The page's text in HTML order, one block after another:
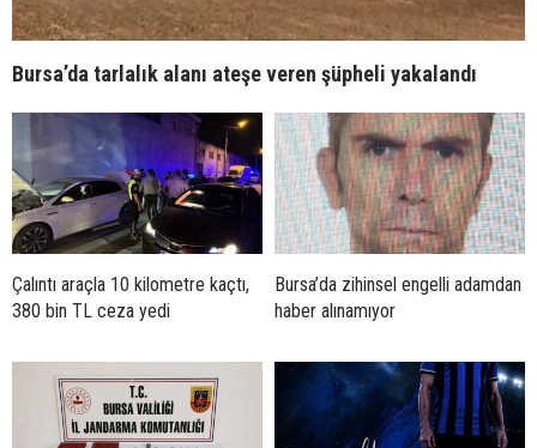
Bursa’da tarlalık alanı ateşe veren şüpheli yakalandı
Çalıntı araçla 10 kilometre kaçtı,
380 bin TL ceza yedi
Bursa’da zihinsel engelli adamdan
haber alınamıyor